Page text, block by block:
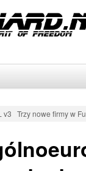
v3 Trzy nowe firmy w